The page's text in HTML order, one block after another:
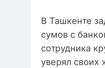
В Ташкенте
сумов с
сотрудника
уверял своих